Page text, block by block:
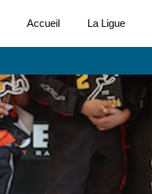
Accueil La Ligue